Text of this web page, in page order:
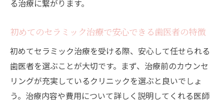
ク治療
中野区で評判の高いセラミック治療クリニ
ック
セラミック治療を受ける前に知っておきたい歯
医者の選び方
る治療に繋がります。
初めてのセラミック治療で安心できる歯医者の特徴
初めてセラミック治療を受ける際、安心して任せられる
歯医者を選ぶことが大切です。まず、治療前のカウンセ
リングが充実しているクリニックを選ぶと良いでしょ
う。治療内容や費用について詳しく説明してくれる医師